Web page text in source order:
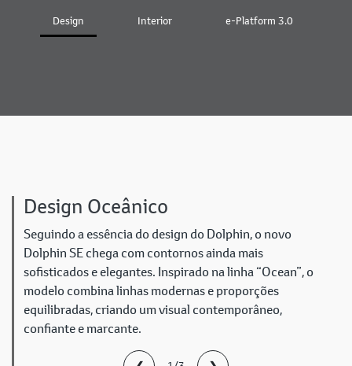
Design Interior e-Platform 3.0
Design Oceânico
Seguindo a essência do design do Dolphin, o novo
Dolphin SE chega com contornos ainda mais
sofisticados e elegantes. Inspirado na linha “Ocean”, o
modelo combina linhas modernas e proporções
equilibradas, criando um visual contemporâneo,
confiante e marcante.